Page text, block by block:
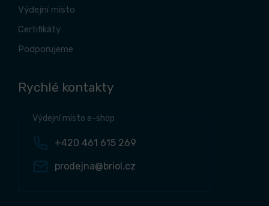
Výdejní místo
Certifikáty
Podporujeme
Rychlé kontakty
Výdejní místo e-shop
+420 461 615 269
prodejna@briol.cz